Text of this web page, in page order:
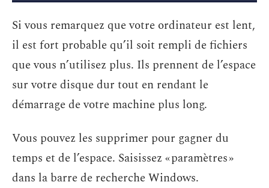
Si vous remarquez que votre ordinateur est lent,
il est fort probable qu’il soit rempli de fichiers
que vous n’utilisez plus. Ils prennent de l’espace
sur votre disque dur tout en rendant le
démarrage de votre machine plus long.
Vous pouvez les supprimer pour gagner du
temps et de l’espace. Saisissez « paramètres »
dans la barre de recherche Windows.